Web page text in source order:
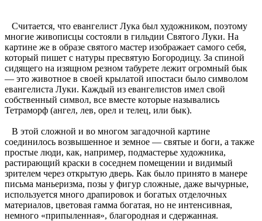
Считается, что евангелист Лука был художником, поэтому
многие живописцы состояли в гильдии Святого Луки. На
картине же в образе святого мастер изображает самого себя,
который пишет с натуры пресвятую Богородицу. За спиной
сидящего на изящном резном табурете лежит огромный бык
— это животное в своей крылатой ипостаси было символом
евангелиста Луки. Каждый из евангелистов имел свой
собственный символ, все вместе которые назывались
Тетраморф (ангел, лев, орел и телец, или бык).
В этой сложной и во многом загадочной картине
соединилось возвышенное и земное — святые и боги, а также
простые люди, как, например, подмастерье художника,
растирающий краски в соседнем помещении и видимый
зрителем через открытую дверь. Как было принято в манере
письма маньеризма, позы у фигур сложные, даже вычурные,
используется много драпировок и богатых отделочных
материалов, цветовая гамма богатая, но не интенсивная,
немного «припыленная», благородная и сдержанная.